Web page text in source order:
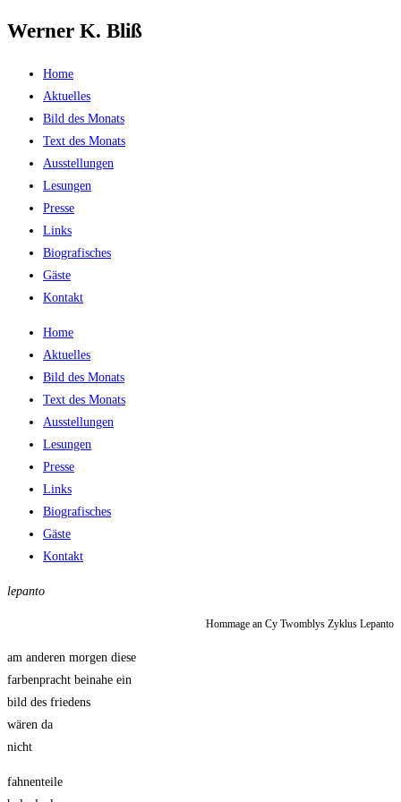
Zum
springen
Werner K. Bliß
Home
Aktuelles
Bild des Monats
Text des Monats
Ausstellungen
Lesungen
Presse
Links
Biografisches
Gäste
Kontakt
Home
Aktuelles
Bild des Monats
Text des Monats
Ausstellungen
Lesungen
Presse
Links
Biografisches
Gäste
Kontakt
lepanto
Hommage an Cy Twomblys Zyklus Lepanto
am anderen morgen diese
farbenpracht beinahe ein
bild des friedens
wären da
nicht
fahnenteile